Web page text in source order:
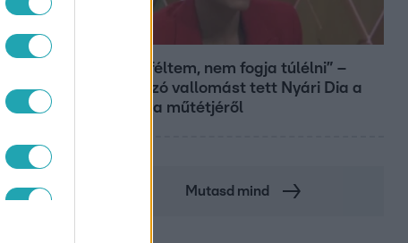
„Attól féltem, nem fogja túlélni” –
megrázó vallomást tett Nyári Dia a
kislánya műtétjéről
Mutasd mind